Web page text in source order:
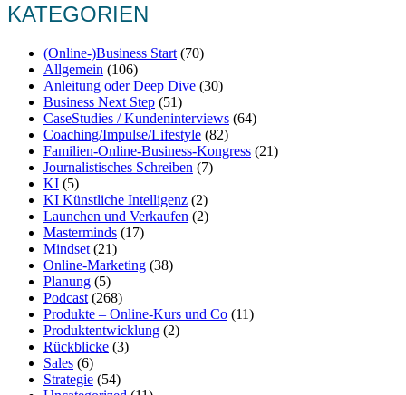
KATEGORIEN
(Online-)Business Start (70)
Allgemein (106)
Anleitung oder Deep Dive (30)
Business Next Step (51)
CaseStudies / Kundeninterviews (64)
Coaching/Impulse/Lifestyle (82)
Familien-Online-Business-Kongress (21)
Journalistisches Schreiben (7)
KI (5)
KI Künstliche Intelligenz (2)
Launchen und Verkaufen (2)
Masterminds (17)
Mindset (21)
Online-Marketing (38)
Planung (5)
Podcast (268)
Produkte – Online-Kurs und Co (11)
Produktentwicklung (2)
Rückblicke (3)
Sales (6)
Strategie (54)